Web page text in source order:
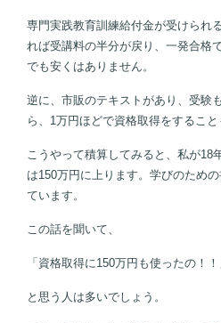
専門実践教育訓練給付金が受けられ
れば受講料の半分が戻り、一発合格
でも安くはありません。
逆に、市販のテキストがあり、受験
ら、 1万円ほどで資格取得をすること
こうやって積算してみると、私が18
は150万円に上ります。学びのため
ています。
この話を聞いて、
「資格取得に150万円も使ったの！！
と思う人は多いでしょう。